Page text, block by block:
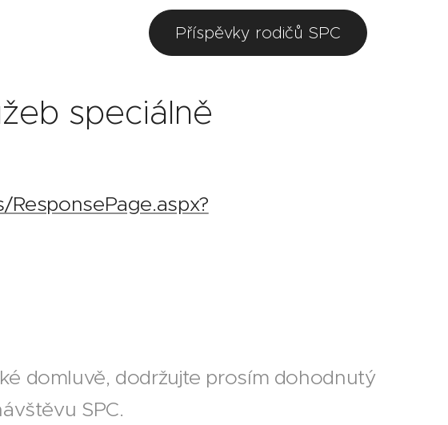
Příspěvky rodičů SPC
speciálně
domluvě, dodržujte prosím dohodnutý
SPC.